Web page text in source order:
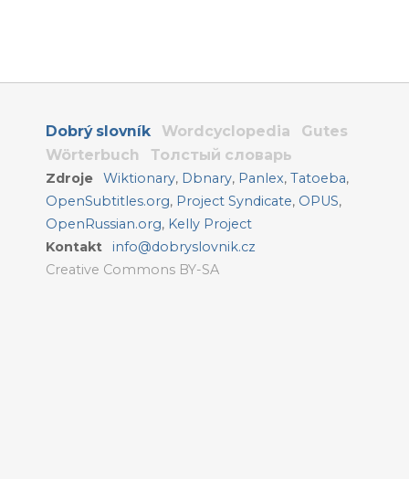
Dobrý slovník Wordcyclopedia
Gutes
Wörterbuch
Толстый словарь
Zdroje Wiktionary, Dbnary, Panlex,Tatoeba,
OpenSubtitles.org, Project Syndicate, OPUS,
OpenRussian.org, Kelly Project
Kontakt
info@dobryslovnik.cz
Creative Commons BY-SA